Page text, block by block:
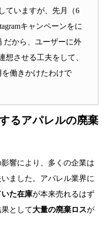
ていますが、先月（6
キャンペーンをに
だから、ユーザーに外
想させる工夫をして、
働きかけたわけで
るアパレルの廃棄
響により、多くの企業は
ました。アパレル業界に
た在庫が本来売れるはず
として大量の廃棄ロスが